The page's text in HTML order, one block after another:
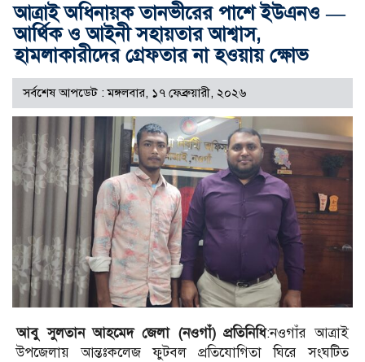
আত্রাই অধিনায়ক তানভীরের পাশে ইউএনও —
আর্থিক ও আইনী সহায়তার আশ্বাস,
হামলাকারীদের গ্রেফতার না হওয়ায় ক্ষোভ
সর্বশেষ আপডেট : মঙ্গলবার, ১৭ ফেব্রুয়ারী, ২০২৬
আবু সুলতান আহমেদ জেলা (নওগাঁ) প্রতিনিধি:নওগাঁর আত্রাই
উপজেলায় আন্তঃকলেজ ফুটবল প্রতিযোগিতা ঘিরে সংঘটিত